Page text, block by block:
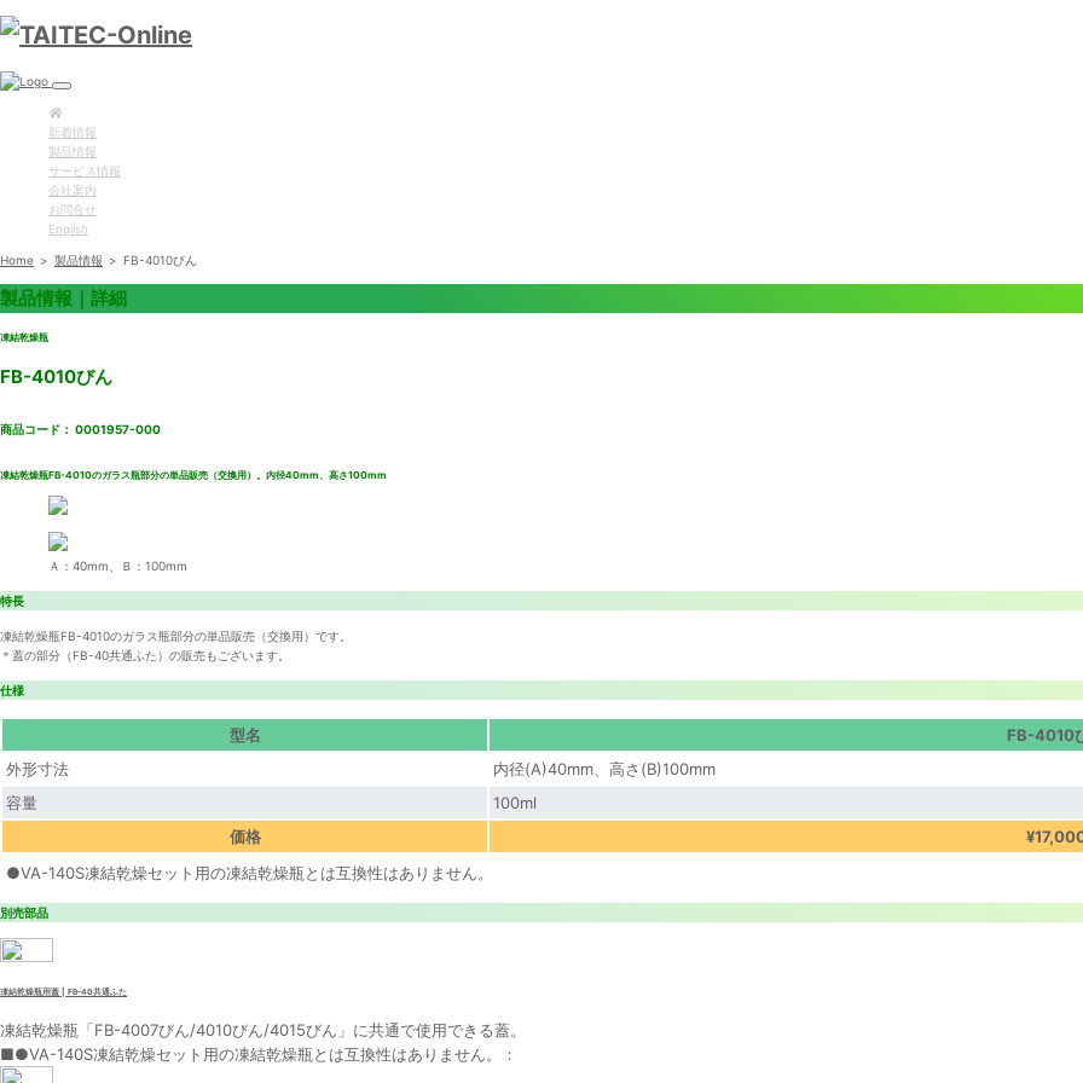
新着情報
製品情報
サービス情報
会社案内
お問合せ
English
Home > 製品情報 > FB-4010びん
製品情報｜詳細
凍結乾燥瓶
FB-4010びん
商品コード： 0001957-000
凍結乾燥瓶FB-4010のガラス瓶部分の単品販売（交換用）。内径40mm、高さ100mm
Ａ：40mm、Ｂ：100mm
特長
凍結乾燥瓶FB-4010のガラス瓶部分の単品販売（交換用）です。
＊蓋の部分（FB-40共通ふた）の販売もございます。
仕様
型名
FB-4010
外形寸法
内径(A)40mm、高さ(B)100mm
容量
100ml
価格
●VA-140S凍結乾燥セット用の凍結乾燥瓶とは互換性はありません。
別売部品
凍結乾燥瓶用蓋 | FB-40共通ふた
凍結乾燥瓶「FB-4007びん/4010びん/4015びん」に共通で使用できる蓋。
■●VA-140S凍結乾燥セット用の凍結乾燥瓶とは互換性はありません。：